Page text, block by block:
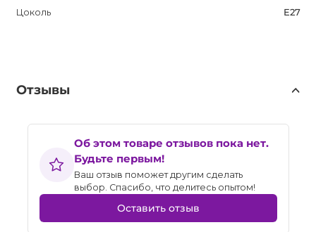
Цоколь E27
Отзывы
Об этом товаре отзывов пока нет.
Будьте первым!
Ваш отзыв поможет другим сделать
выбор. Спасибо, что делитесь опытом!
Оставить отзыв